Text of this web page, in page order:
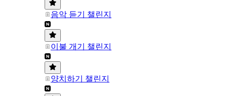
음악 듣기 챌린지
이불 개기 챌린지
양치하기 챌린지